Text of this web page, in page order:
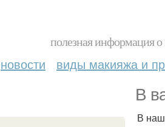
полезная информация
новости виды макияжа и
В
В